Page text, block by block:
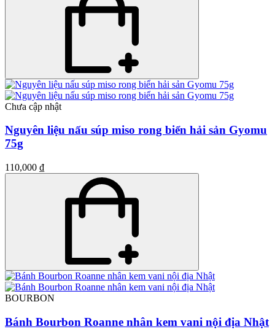
Chưa cập nhật
Nguyên liệu nấu súp miso rong biển hải sản Gyomu
75g
110,000 ₫
BOURBON
Bánh Bourbon Roanne nhân kem vani nội địa Nhật